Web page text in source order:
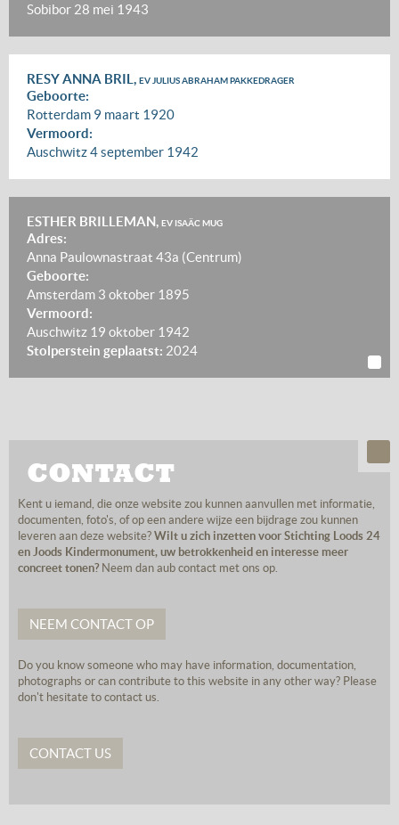
Sobibor 28 mei 1943
RESY ANNA BRIL, EV JULIUS ABRAHAM PAKKEDRAGER
Geboorte:
Rotterdam 9 maart 1920
Vermoord:
Auschwitz4 september 1942
ESTHER BRILLEMAN, EV ISAÄC MUG
Adres:
Anna Paulownastraat 43a (Centrum)
Geboorte:
Amsterdam 3 oktober 1895
Vermoord:
Auschwitz 19 oktober 1942
Stolperstein geplaatst: 2024
CONTACT
Kent u iemand, die onze website zou kunnen aanvullen met informatie,
documenten, foto's, of op een andere wijze een bijdrage zou kunnen
leveren aan deze website? Wilt u zich inzetten voor Stichting Loods 24
en Joods Kindermonument, uw betrokkenheid en interesse meer
concreet tonen? Neem dan aub contact met ons op.
NEEM CONTACT OP
Do you know someone who may have information, documentation,
photographs or can contribute to this website in any other way? Please
don't hesitate to contact us.
CONTACT US